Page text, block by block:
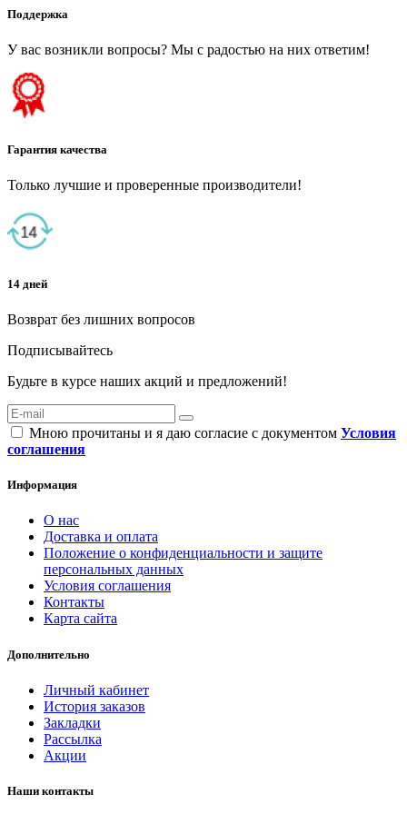
Поддержка
У вас возникли вопросы? Мы с радостью на них ответим!
Гарантия качества
Только лучшие и проверенные производители!
14 дней
Возврат без лишних вопросов
Подписывайтесь
Будьте в курсе наших акций и предложений!
Мною прочитаны и я даю согласие с документом Условия
соглашения
Информация
О нас
Доставка и оплата
Положение о конфиденциальности и защите
персональных данных
Условия соглашения
Контакты
Карта сайта
Дополнительно
Личный кабинет
История заказов
Закладки
Рассылка
Акции
Наши контакты